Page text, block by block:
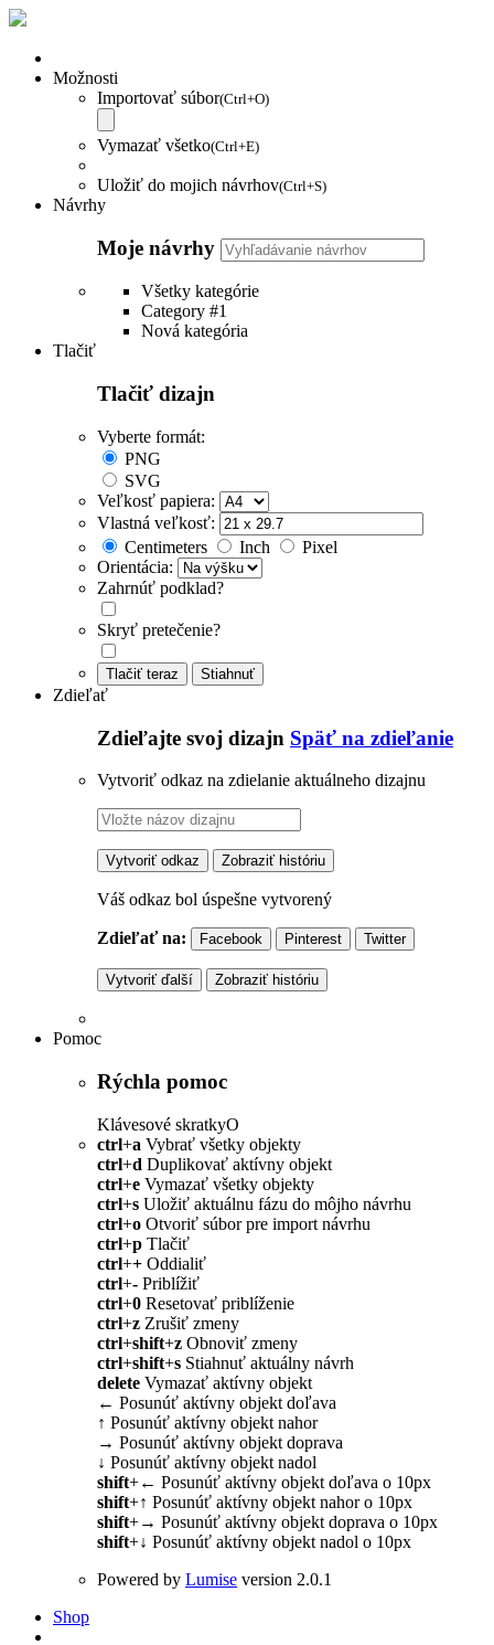
Možnosti
Importovať súbor(Ctrl+O)
Vymazať všetko(Ctrl+E)
Uložiť do mojich návrhov(Ctrl+S)
Návrhy
Moje návrhy
Všetky kategórie
Category #1
Nová kategória
Tlačiť
Tlačiť dizajn
Vyberte formát:
PNG
SVG
Veľkosť papiera:
Vlastná veľkosť:
Centimeters
Inch
Pixel
Orientácia:
Zahrnúť podklad?
Skryť pretečenie?
Tlačiť teraz Stiahnuť
Zdieľať
Zdieľajte svoj dizajn Späť na zdieľanie
Vytvoriť odkaz na zdielanie aktuálneho dizajnu
Vytvoriť odkaz Zobraziť históriu
Váš odkaz bol úspešne vytvorený
Zdieľať na: Facebook Pinterest Twitter
Vytvoriť ďalší Zobraziť históriu
Pomoc
Rýchla pomoc
Klávesové skratkyO
ctrl+a Vybrať všetky objekty
ctrl+d Duplikovať aktívny objekt
ctrl+e Vymazať všetky objekty
ctrl+s Uložiť aktuálnu fázu do môjho návrhu
ctrl+o Otvoriť súbor pre import návrhu
ctrl+p Tlačiť
ctrl++ Oddialiť
ctrl+- Priblížiť
ctrl+0 Resetovať priblíženie
ctrl+z Zrušiť zmeny
ctrl+shift+z Obnoviť zmeny
ctrl+shift+s Stiahnuť aktuálny návrh
delete Vymazať aktívny objekt
← Posunúť aktívny objekt doľava
↑ Posunúť aktívny objekt nahor
→ Posunúť aktívny objekt doprava
↓ Posunúť aktívny objekt nadol
shift+← Posunúť aktívny objekt doľava o 10px
shift+↑ Posunúť aktívny objekt nahor o 10px
shift+→ Posunúť aktívny objekt doprava o 10px
shift+↓ Posunúť aktívny objekt nadol o 10px
Powered by Lumise version 2.0.1
Shop